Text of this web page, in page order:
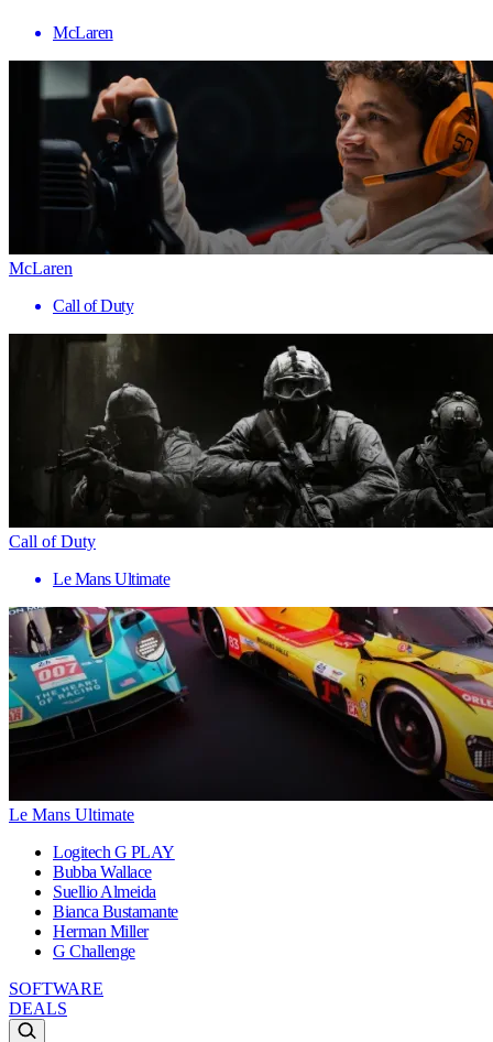
McLaren
McLaren
Call of Duty
Call of Duty
Le Mans Ultimate
Le Mans Ultimate
Logitech G PLAY
Bubba Wallace
Suellio Almeida
Bianca Bustamante
Herman Miller
G Challenge
SOFTWARE
DEALS